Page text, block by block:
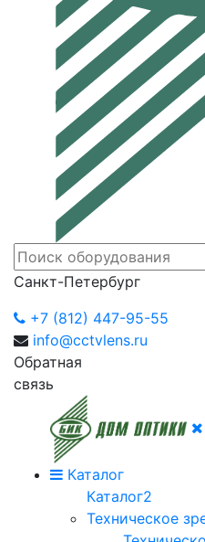
Санкт-Петербург
+7 (812) 447-95-55
info@cctvlens.ru
Обратная
связь
Каталог
Каталог2
Техническое